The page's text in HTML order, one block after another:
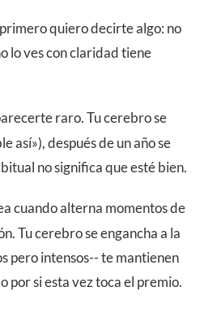
quiero decirte algo: no
lo ves con claridad tiene
raro. Tu cerebro se
así»), después de un año se
no significa que esté bien.
cuando alterna momentos de
Tu cerebro se engancha a la
pero intensos-- te mantienen
por si esta vez toca el premio.